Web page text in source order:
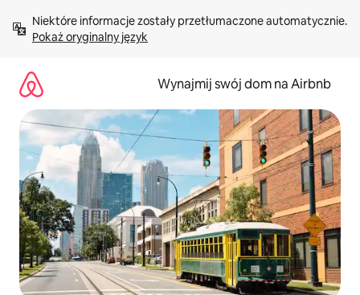
treści Pokaż oryginalny język
Wynajmij swój dom na Airbnb